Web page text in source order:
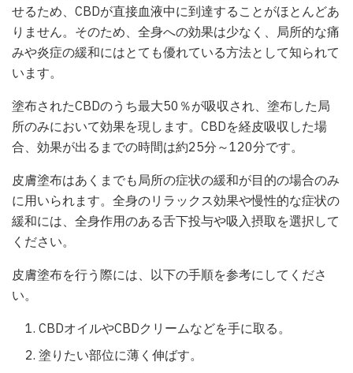
せるため、CBDが直接血液中に到達することがほとんどあ
りません。そのため、全身への効果は少なく、局所的な痛
みや炎症の緩和にはとても優れている方法として知られて
います。
塗布されたCBDのうち最大50％が吸収され、塗布した局
所のみにおいて効果を現します。CBDを経皮吸収した場
合、効果が出るまでの時間は約25分～120分です。
皮膚塗布はあくまでも局所の症状の緩和が目的の場合のみ
に用いられます。全身のリラックス効果や慢性的な症状の
緩和には、全身作用のある舌下投与や吸入摂取を選択して
ください。
皮膚塗布を行う際には、以下の手順を参考にしてくださ
い。
CBDオイルやCBDクリームなどを手に取る。
塗りたい部位に薄く伸ばす。